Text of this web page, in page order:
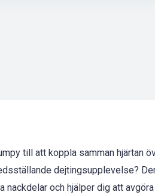
till att koppla samman hjärtan
dejtingsupplevelse?
nackdelar och hjälper dig att